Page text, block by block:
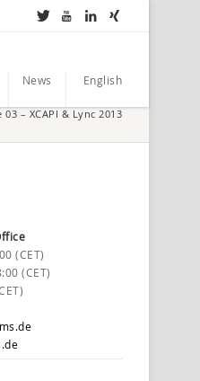
News English
– XCAPI & Lync 2013
(CET)
(CET)